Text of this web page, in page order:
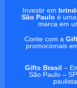
Investir em
São Paulo é
marca em
Conte com a
promocionais
Gifts Brasil –
São Paulo –